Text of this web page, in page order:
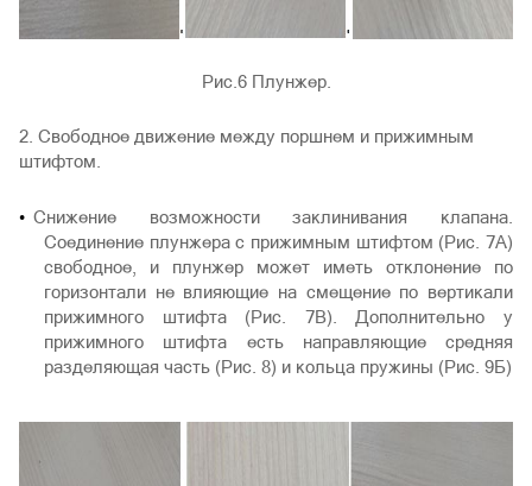
Рис.6 Плунжер.
2. Свободное движение между поршнем и прижимным
штифтом.
Снижение возможности заклинивания клапана.
Соединение плунжера с прижимным штифтом (Рис. 7А)
свободное, и плунжер может иметь отклонение по
горизонтали не влияющие на смещение по вертикали
прижимного штифта (Рис. 7В). Дополнительно у
прижимного штифта есть направляющие средняя
разделяющая часть (Рис. 8) и кольца пружины (Рис. 9Б)